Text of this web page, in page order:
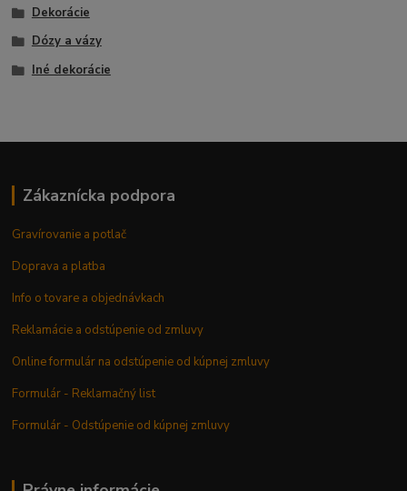
Dekorácie
Dózy a vázy
Iné dekorácie
Zákaznícka podpora
Gravírovanie a potlač
Doprava a platba
Info o tovare a objednávkach
Reklamácie a odstúpenie od zmluvy
Online formulár na odstúpenie od kúpnej zmluvy
Formulár - Reklamačný list
Formulár - Odstúpenie od kúpnej zmluvy